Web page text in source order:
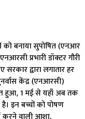
को बनाया सुपोषित (एनआर
प्रभारी डॉक्टर गौरी
द्वारा लगातार हर
केंद्र (एनआरसी)
हुआ, 1 म‌ई से यहाँ अब तक
इन बच्चों को पोषण